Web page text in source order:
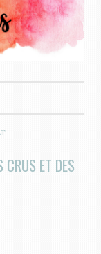
ET DES